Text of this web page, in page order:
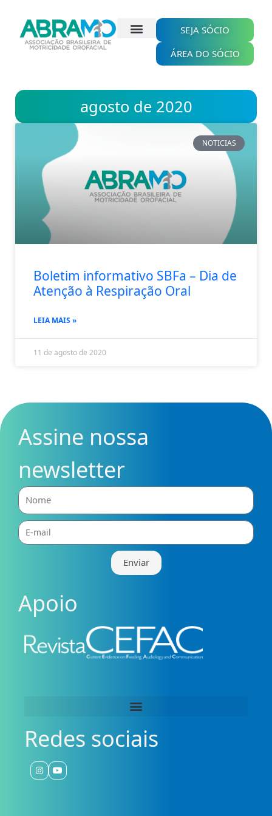
conteúdo
SEJA SÓCIO
ÁREA DO SÓCIO
agosto de 2020
NOTICIAS
Boletim informativo SBFa – Dia de
Atenção à Respiração Oral
LEIA MAIS »
11 de agosto de 2020
Assine nossa
newsletter
Nome
E-
mail
Enviar
Apoio
Redes sociais